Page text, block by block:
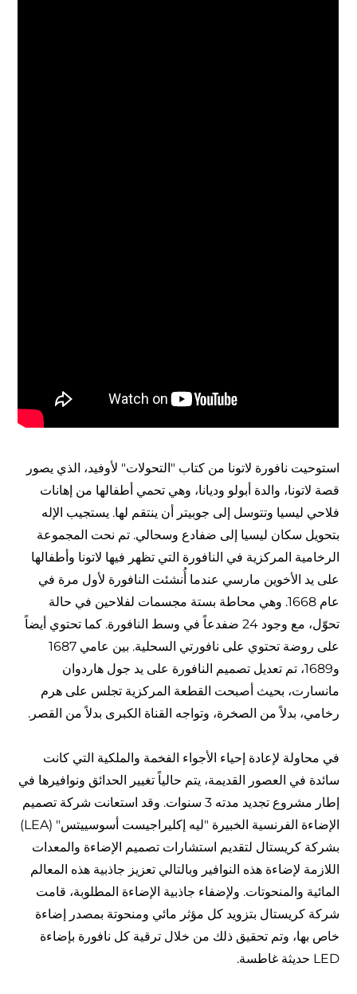
استوحيت نافورة لاتونا من كتاب "التحولات" لأوفيد، الذي يصور
قصة لاتونا، والدة أبولو وديانا، وهي تحمي أطفالها من إهانات
فلاحي ليسيا وتتوسل إلى جوبيتر أن ينتقم لها. يستجيب الإله
بتحويل سكان ليسيا إلى ضفادع وسحالي. تم نحت المجموعة
الرخامية المركزية في النافورة التي تظهر فيها لاتونا وأطفالها
على يد الأخوين مارسي عندما أُنشئت النافورة لأول مرة في
عام 1668. وهي محاطة بستة مجسمات لفلاحين في حالة
تحوّل، مع وجود 24 ضفدعاً في وسط النافورة. كما تحتوي أيضاً
على روضة تحتوي على نافورتي السحلية. بين عامي 1687
و1689، تم تعديل تصميم النافورة على يد جول هاردوان
مانسارت، بحيث أصبحت القطعة المركزية تجلس على هرم
رخامي، بدلاً من الصخرة، وتواجه القناة الكبرى بدلاً من القصر.
في محاولة لإعادة إحياء الأجواء الفخمة والملكية التي كانت
سائدة في العصور القديمة، يتم حالياً تغيير الحدائق ونوافيرها في
إطار مشروع تجديد مدته 3 سنوات. وقد استعانت شركة تصميم
الإضاءة الفرنسية الخبيرة "ليه إكليراجيست أسوسييتس" (LEA)
بشركة كريستال لتقديم استشارات تصميم الإضاءة والمعدات
اللازمة لإضاءة هذه النوافير وبالتالي تعزيز جاذبية هذه المعالم
المائية والمنحوتات. ولإضفاء جاذبية الإضاءة المطلوبة، قامت
شركة كريستال بتزويد كل مؤثر مائي ومنحوتة بمصدر إضاءة
خاص بها، وتم تحقيق ذلك من خلال ترقية كل نافورة بإضاءة
LED حديثة غاطسة.